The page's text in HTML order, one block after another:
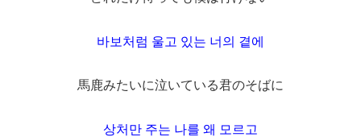
바보처럼 울고 있는 너의 곁에
馬鹿みたいに泣いている君のそばに
상처만 주는 나를 왜 모르고